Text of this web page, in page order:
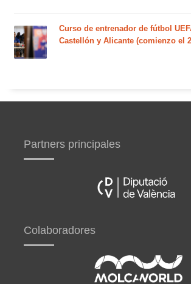
Curso de entrenador de fútbol
Castellón y Alicante (comienzo el
Partners principales
Colaboradores